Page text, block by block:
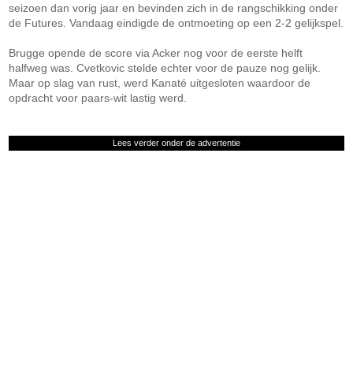
seizoen dan vorig jaar en bevinden zich in de rangschikking onder
de Futures. Vandaag eindigde de ontmoeting op een 2-2 gelijkspel.
Brugge opende de score via Acker nog voor de eerste helft
halfweg was. Cvetkovic stelde echter voor de pauze nog gelijk.
Maar op slag van rust, werd Kanaté uitgesloten waardoor de
opdracht voor paars-wit lastig werd.
Lees verder onder de advertentie